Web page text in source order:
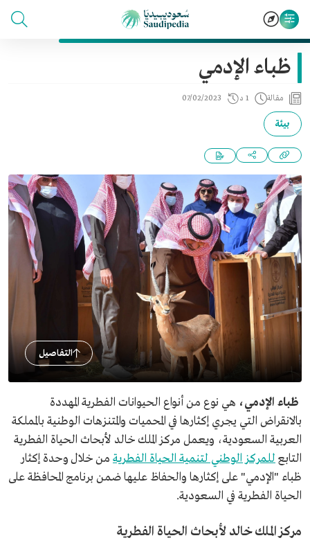
ظباء الإدمي
مقالة 1 د 07/02/2023
بيئة
التفاصيل
ظباء الإدمي، هي نوع من أنواع الحيوانات الفطرية المهددة
بالانقراض التي يجري إكثارها في المحميات والمتنزهات الوطنية بالمملكة
العربية السعودية، ويعمل مركز الملك خالد لأبحاث الحياة الفطرية
التابع للمركز الوطني لتنمية الحياة الفطرية من خلال وحدة إكثار
ظباء "الإدمي" على إكثارها والحفاظ عليها ضمن برنامج المحافظة على
الحياة الفطرية في السعودية.
مركز الملك خالد لأبحاث الحياة الفطرية